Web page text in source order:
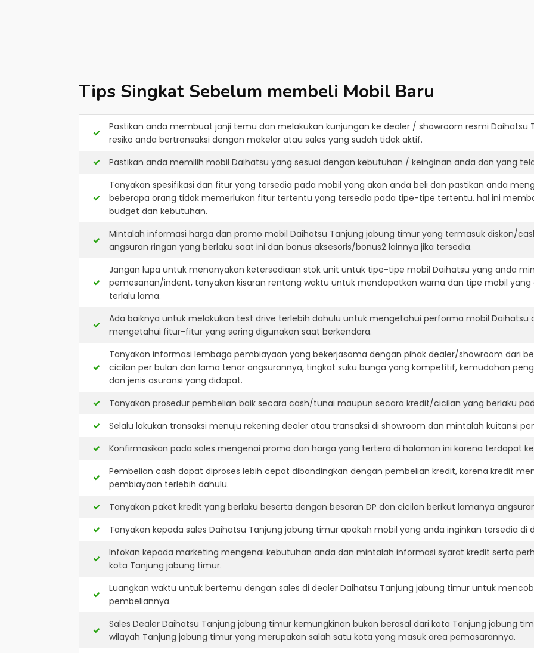
Tips Singkat Sebelum membeli Mobil Baru
Pastikan anda membuat janji temu dan melakukan kunjungan ke dealer / showroom resmi Daihatsu
resiko anda bertransaksi dengan makelar atau sales yang sudah tidak aktif.
Pastikan anda memilih mobil Daihatsu yang sesuai dengan kebutuhan / keinginan anda dan yang
Tanyakan spesifikasi dan fitur yang tersedia pada mobil yang akan anda beli dan pastikan anda
beberapa orang tidak memerlukan fitur tertentu yang tersedia pada tipe-tipe tertentu. hal ini
budget dan kebutuhan.
Mintalah informasi harga dan promo mobil Daihatsu Tanjung jabung timur yang termasuk diskon/
angsuran ringan yang berlaku saat ini dan bonus aksesoris/bonus2 lainnya jika tersedia.
Jangan lupa untuk menanyakan ketersediaan stok unit untuk tipe-tipe mobil Daihatsu yang anda
pemesanan/indent, tanyakan kisaran rentang waktu untuk mendapatkan warna dan tipe mobil
terlalu lama.
Ada baiknya untuk melakukan test drive terlebih dahulu untuk mengetahui performa mobil Daihatsu
mengetahui fitur-fitur yang sering digunakan saat berkendara.
Tanyakan informasi lembaga pembiayaan yang bekerjasama dengan pihak dealer/showroom dari
cicilan per bulan dan lama tenor angsurannya, tingkat suku bunga yang kompetitif, kemudahan
dan jenis asuransi yang didapat.
Tanyakan prosedur pembelian baik secara cash/tunai maupun secara kredit/cicilan yang berlaku
Selalu lakukan transaksi menuju rekening dealer atau transaksi di showroom dan mintalah kuitansi
Konfirmasikan pada sales mengenai promo dan harga yang tertera di halaman ini karena terdapat
Pembelian cash dapat diproses lebih cepat dibandingkan dengan pembelian kredit, karena kredit
pembiayaan terlebih dahulu.
Tanyakan paket kredit yang berlaku beserta dengan besaran DP dan cicilan berikut lamanya
Tanyakan kepada sales Daihatsu Tanjung jabung timur apakah mobil yang anda inginkan tersedia di
Infokan kepada marketing mengenai kebutuhan anda dan mintalah informasi syarat kredit serta
kota Tanjung jabung timur.
Luangkan waktu untuk bertemu dengan sales di dealer Daihatsu Tanjung jabung timur untuk
pembeliannya.
Sales Dealer Daihatsu Tanjung jabung timur kemungkinan bukan berasal dari kota Tanjung jabung
wilayah Tanjung jabung timur yang merupakan salah satu kota yang masuk area pemasarannya.